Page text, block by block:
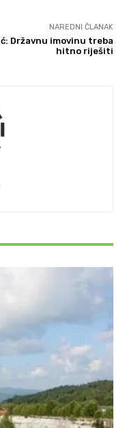
NAREDNI ČLANAK
Državnu imovinu treba
hitno riješiti